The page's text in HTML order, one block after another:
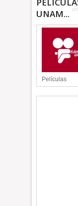
UNAM...
Películas